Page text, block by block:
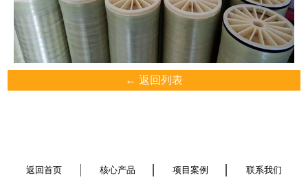
← 返回列表
返回首页 核心产品 项目案例 联系我们